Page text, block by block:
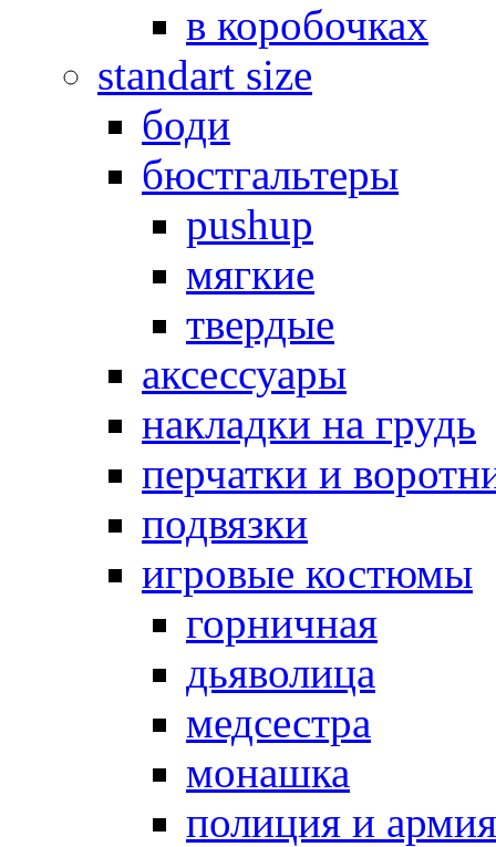
в коробочках
standart size
боди
бюстгальтеры
pushup
мягкие
твердые
аксессуары
накладки на грудь
перчатки и
подвязки
игровые костюмы
горничная
дьяволица
медсестра
монашка
полиция и армия